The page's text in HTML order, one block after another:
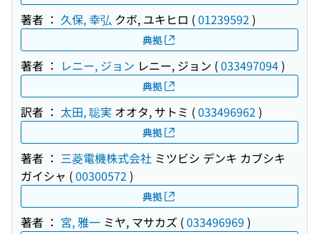
著者 ： 久保, 幸弘 クボ, ユキヒロ (01239592 )
典拠
著者 ： レニー, ジョン レニー, ジョン (033497094)
典拠
訳者 ： 太田, 聡実 オオタ, サトミ (033496962 )
典拠
著者 ： 三菱電機株式会社 ミツビシ デンキ カブシキ
ガイシャ (00300572 )
典拠
著者 ： 宮, 雅一 ミヤ, マサカズ (033496969 )